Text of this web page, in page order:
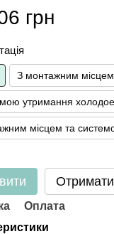
грн
З монтажним місцем
утримання
місцем та
Оплата